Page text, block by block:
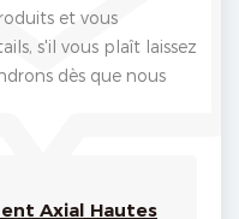
et vous
s'il vous plaît laissez
dès que nous
Axial Hautes